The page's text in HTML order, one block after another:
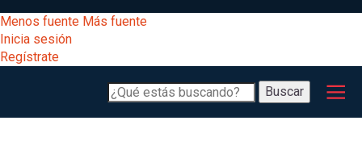
al
contenido
principal
[Educarchile
Escritorio]
Menos fuente Más fuente
Inicia sesión
Regístrate
Buscar
Buscar
Menú
principal
Desarrollo
Expand